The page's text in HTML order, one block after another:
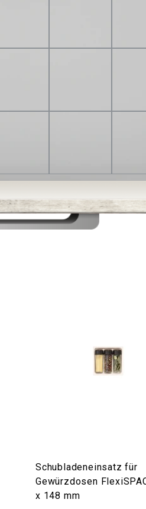
Schubladeneinsatz für
Gewürzdosen
x 148 mm